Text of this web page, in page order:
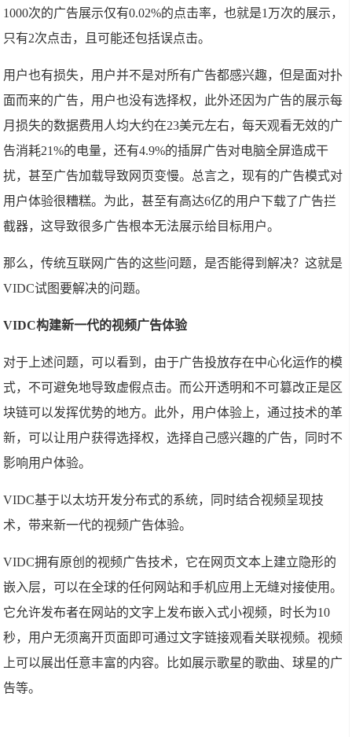
1000次的广告展示仅有0.02%的点击率，也就是1万次的展示，
只有2次点击，且可能还包括误点击。
用户也有损失，用户并不是对所有广告都感兴趣，但是面对扑
面而来的广告，用户也没有选择权，此外还因为广告的展示每
月损失的数据费用人均大约在23美元左右，每天观看无效的广
告消耗21%的电量，还有4.9%的插屏广告对电脑全屏造成干
扰，甚至广告加载导致网页变慢。总言之，现有的广告模式对
用户体验很糟糕。为此，甚至有高达6亿的用户下载了广告拦
截器，这导致很多广告根本无法展示给目标用户。
那么，传统互联网广告的这些问题，是否能得到解决？这就是
VIDC试图要解决的问题。
VIDC构建新一代的视频广告体验
对于上述问题，可以看到，由于广告投放存在中心化运作的模
式，不可避免地导致虚假点击。而公开透明和不可篡改正是区
块链可以发挥优势的地方。此外，用户体验上，通过技术的革
新，可以让用户获得选择权，选择自己感兴趣的广告，同时不
影响用户体验。
VIDC基于以太坊开发分布式的系统，同时结合视频呈现技
术，带来新一代的视频广告体验。
VIDC拥有原创的视频广告技术，它在网页文本上建立隐形的
嵌入层，可以在全球的任何网站和手机应用上无缝对接使用。
它允许发布者在网站的文字上发布嵌入式小视频，时长为10
秒，用户无须离开页面即可通过文字链接观看关联视频。视频
上可以展出任意丰富的内容。比如展示歌星的歌曲、球星的广
告等。